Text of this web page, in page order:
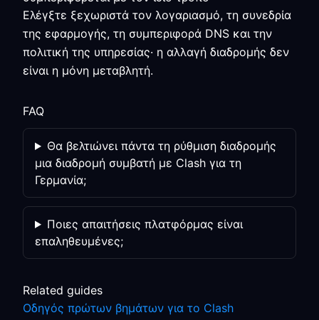
Ελέγξτε ξεχωριστά τον λογαριασμό, τη συνεδρία
της εφαρμογής, τη συμπεριφορά DNS και την
πολιτική της υπηρεσίας· η αλλαγή διαδρομής δεν
είναι η μόνη μεταβλητή.
FAQ
Θα βελτιώνει πάντα τη ρύθμιση διαδρομής
μια διαδρομή συμβατή με Clash για τη
Γερμανία;
Ποιες απαιτήσεις πλατφόρμας είναι
επαληθευμένες;
Related guides
Οδηγός πρώτων βημάτων για το Clash